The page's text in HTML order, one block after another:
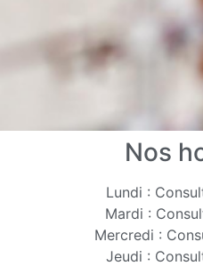
Nos
Lundi :
Mardi :
Mercredi :
Jeudi :